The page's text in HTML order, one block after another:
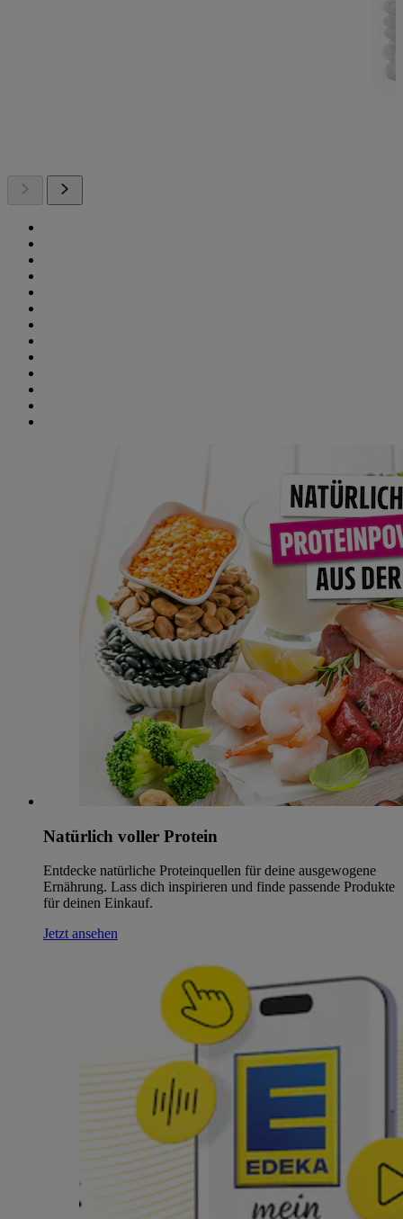
Natürlich voller Protein
Entdecke natürliche Proteinquellen für deine ausgewogene
Ernährung. Lass dich inspirieren und finde passende Produkte
für deinen Einkauf.
Jetzt ansehen